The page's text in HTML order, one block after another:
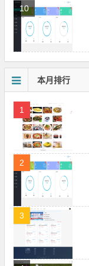
10
本月排行
1
2
3